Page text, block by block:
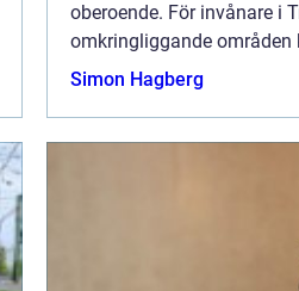
oberoende. För invånare i
omkringliggande områden
trafikskola vara
Simon Hagberg